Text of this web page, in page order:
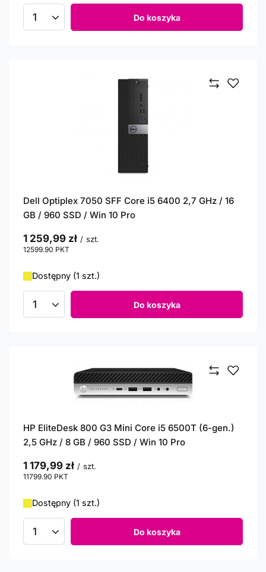
Ilość produktów Do koszyka
Dell Optiplex 7050 SFF Core i5 6400 2,7 GHz / 16
GB / 960 SSD / Win 10 Pro
1 259,99 zł / szt.
12599.90 PKT
Dostępny (1 szt.)
Ilość produktów Do koszyka
HP EliteDesk 800 G3 Mini Core i5 6500T (6-gen.)
2,5 GHz / 8 GB / 960 SSD / Win 10 Pro
1 179,99 zł / szt.
11799.90 PKT
Dostępny (1 szt.)
Ilość produktów Do koszyka